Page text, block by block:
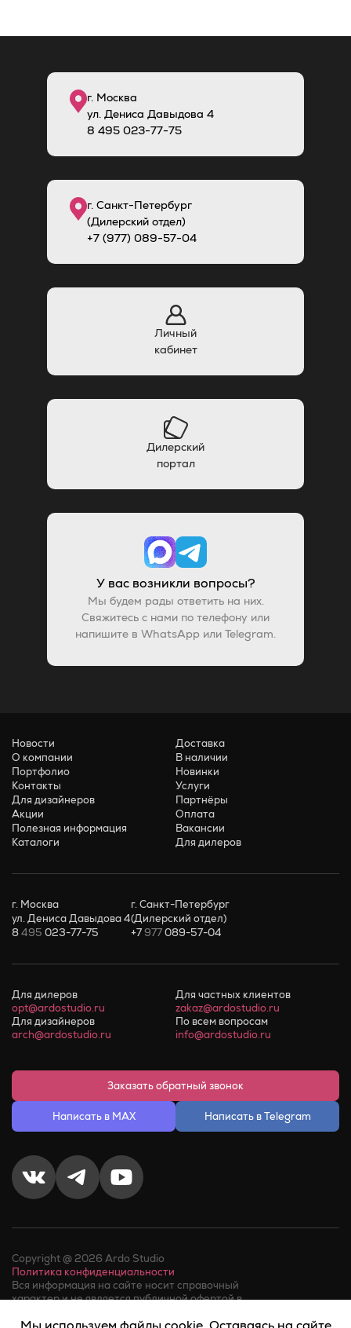
г. Москва
ул. Дениса Давыдова 4
8 495 023-77-75
г. Санкт-Петербург
(Дилерский отдел)
+7 (977) 089-57-04
Личный
кабинет
Дилерский
портал
У вас возникли вопросы?
Мы будем рады ответить на них.
Свяжитесь с нами по телефону или
напишите в WhatsApp или Telegram.
Новости
О компании
Портфолио
Контакты
Для дизайнеров
Акции
Полезная информация
Каталоги
Доставка
В наличии
Новинки
Услуги
Партнёры
Оплата
Вакансии
Для дилеров
г. Москва
ул. Дениса Давыдова 4
8495 023-77-75
г. Санкт-Петербург
(Дилерский отдел)
+7977089-57-04
Для дилеров
opt@ardostudio.ru
Для частных клиентов
zakaz@ardostudio.ru
Для дизайнеров
arch@ardostudio.ru
По всем вопросам
info@ardostudio.ru
Заказать обратный звонок
Написать в MAX Написать в Telegram
Copyright @ 2026 Ardo Studio
Политика конфиденциальности
Вся информация на сайте носит справочный
характер и не является публичной офертой в
Факт телефонного звонка в компанию или обращения в